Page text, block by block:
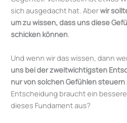
sich ausgedacht hat. Aberwir
um zu wissen, dass uns diese
schicken können.
Und wenn wir das wissen, dann
uns bei der zweitwichtigsten
nur von solchen Gefühlen steuern
Entscheidung braucht ein
dieses Fundament aus?